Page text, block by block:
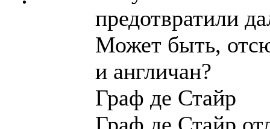
предотвратили
Может быть,
и англичан?
Граф де Стайр